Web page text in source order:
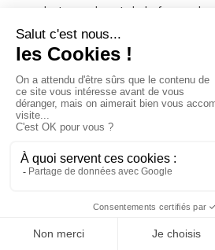
photographe et de la façon
Une fois votre choix fait, il ne
discuter avec le photographe
vous avez sélectionné, et à
en toute sécurité votre photographe
Trouver un photographe grossesse
Votre
plus belles
Grâce à notre prestataire de